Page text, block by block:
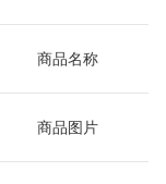
商品名称
商品图片